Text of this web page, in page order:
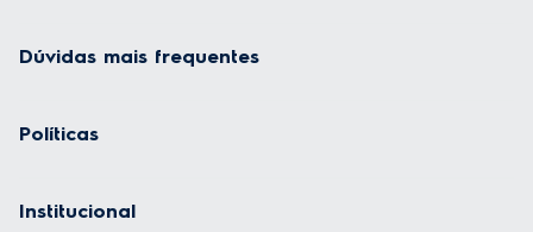
Dúvidas mais frequentes
Políticas
Institucional